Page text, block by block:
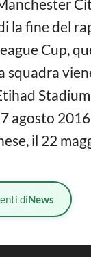
la fine del
Cup,
squadra
agosto
il 22
diNews